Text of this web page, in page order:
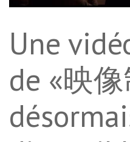
Une
de «映